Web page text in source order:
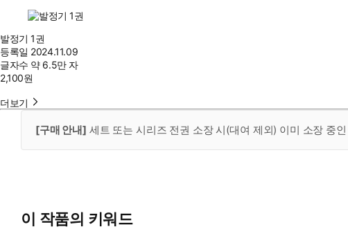
발정기 1권
등록일 2024.11.09
글자수 약 6.5만 자
2,100원
더보기
[구매 안내] 세트 또는 시리즈 전권 소장 시(대여 제외) 이미 소장 중
이 작품의 키워드